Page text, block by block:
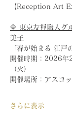
【Reception Art
🔷 東京友禅職人グ
美子
「春が始まる 江戸
開催時期：2026年
（火）
開催場所：アスコ
さらに表示